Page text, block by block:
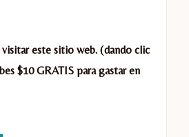
este sitio web. (dando clic
$10 GRATIS para gastar en